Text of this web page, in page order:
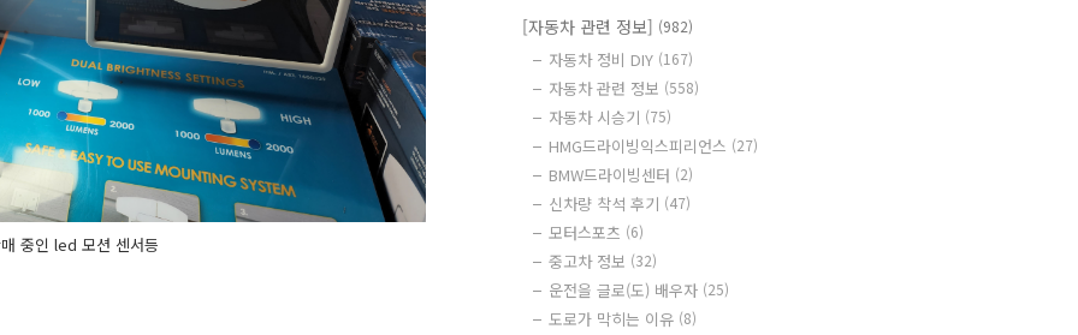
중인 led 모션 센서등
[자동차 관련 정보] (982)
자동차 정비 DIY (167)
자동차 관련 정보 (558)
자동차 시승기 (75)
HMG드라이빙익스피리언스 (27)
BMW드라이빙센터 (2)
신차량 착석 후기 (47)
모터스포츠 (6)
중고차 정보 (32)
운전을 글로(도) 배우자 (25)
도로가 막히는 이유 (8)